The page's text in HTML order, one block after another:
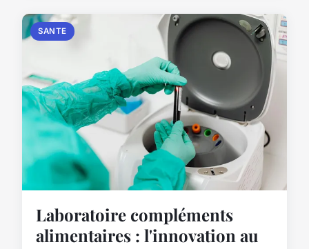
SANTE
Laboratoire compléments
alimentaires : l'innovation au